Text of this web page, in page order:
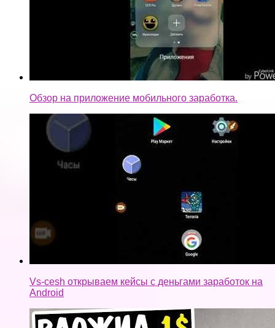
Обзор на приложение мобильного заработка.
Vs-cesh открываем кейсы с деньгами заработок на
Android